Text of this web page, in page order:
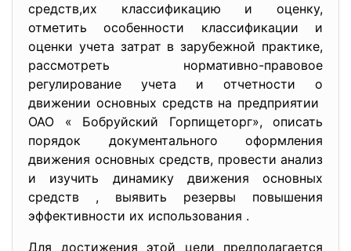
средств,их классификацию и оценку,
отметить особенности классификации и
оценки учета затрат в зарубежной практике,
рассмотреть нормативно-правовое
регулирование учета и отчетности о
движении основных средств на предприятии
ОАО « Бобруйский Горпищеторг», описать
порядок документального оформления
движения основных средств, провести анализ
и изучить динамику движения основных
средств , выявить резервы повышения
эффективности их использования .
Для достижения этой цели предполагается